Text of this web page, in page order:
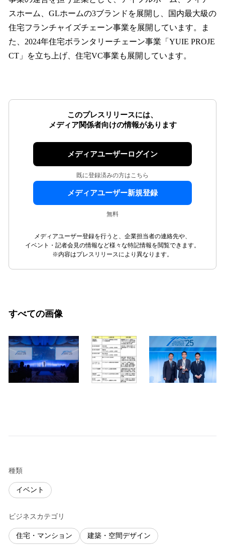
スホーム、GLホームの3ブランドを展開し、国内最大級の
住宅フランチャイズチェーン事業を展開しています。ま
た、2024年住宅ボランタリーチェーン事業「YUIE PROJE
CT」を立ち上げ、住宅VC事業も展開しています。
このプレスリリースには、
メディア関係者向けの情報があります
メディアユーザーログイン
既に登録済みの方はこちら
メディアユーザー新規登録
無料
メディアユーザー登録を行うと、企業担当者の連絡先や、
イベント・記者会見の情報など様々な特記情報を閲覧できます。
※内容はプレスリリースにより異なります。
すべての画像
種類
イベント
ビジネスカテゴリ
住宅・マンション 建築・空間デザイン